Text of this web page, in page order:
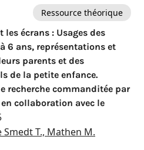
Ressource théorique
les écrans : Usages des
6 ans, représentations et
parents et des
de la petite enfance.
recherche commanditée par
en collaboration avec le
Smedt T., Mathen M.